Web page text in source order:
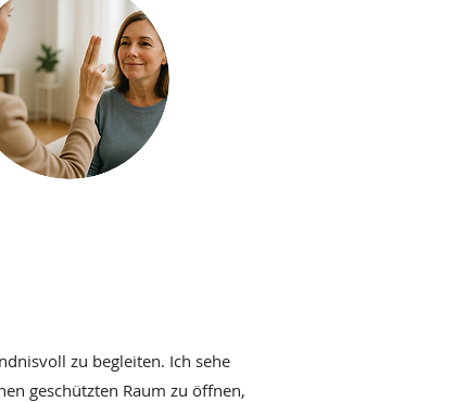
zu begleiten. Ich sehe
geschützten Raum zu öffnen,